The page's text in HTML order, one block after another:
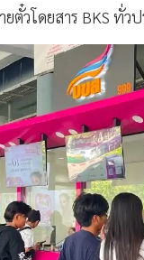
ตั๋วโดยสาร BKS ทั่